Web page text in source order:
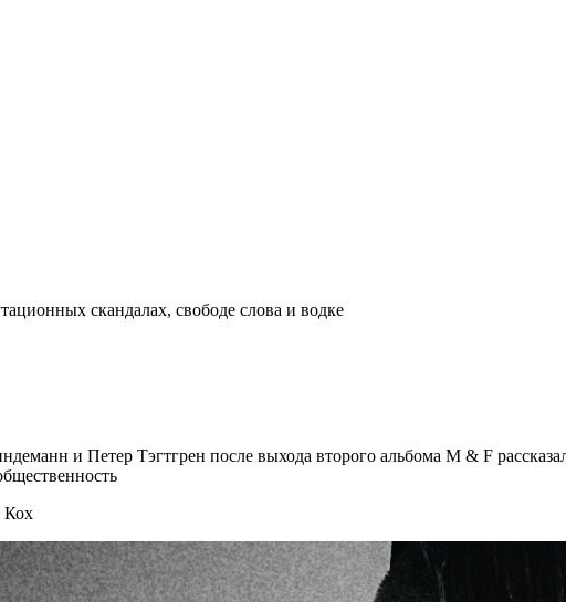
скандалах, свободе слова и водке
и Петер Тэгтгрен после выхода второго альбома M & F
Кох